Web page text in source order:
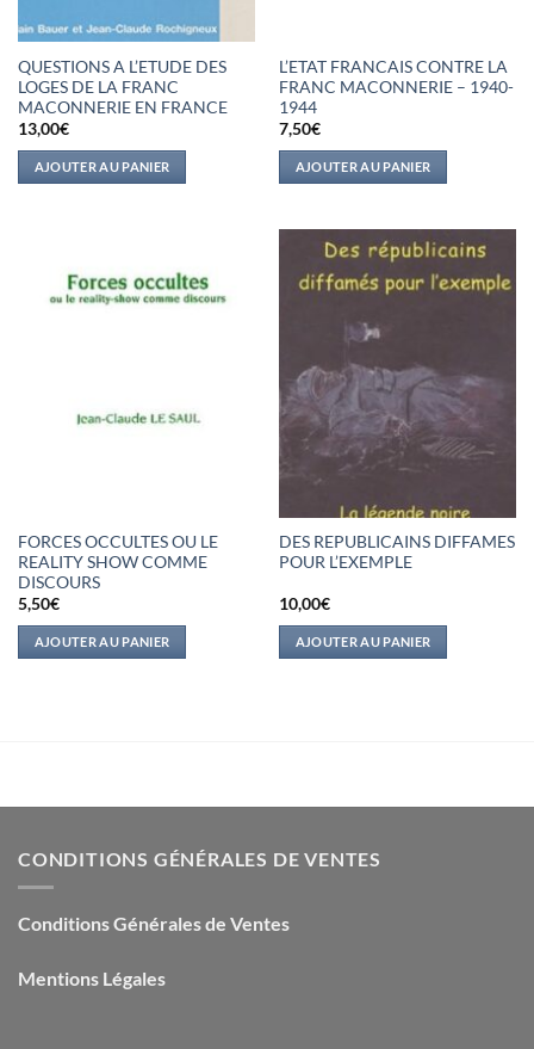
QUESTIONS A L’ETUDE DES
LOGES DE LA FRANC
MACONNERIE EN FRANCE
13,00€
AJOUTER AU PANIER
L’ETAT FRANCAIS CONTRE LA
FRANC MACONNERIE – 1940-
1944
7,50€
AJOUTER AU PANIER
FORCES OCCULTES OU LE
REALITY SHOW COMME
DISCOURS
5,50€
AJOUTER AU PANIER
DES REPUBLICAINS DIFFAMES
POUR L’EXEMPLE
10,00€
AJOUTER AU PANIER
CONDITIONS GÉNÉRALES DE VENTES
Conditions Générales de Ventes
Mentions Légales